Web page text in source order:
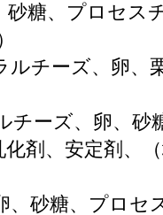
糖、プロセス
チーズ、卵、
ーズ、卵、砂
剤、安定剤、
砂糖、プロセ